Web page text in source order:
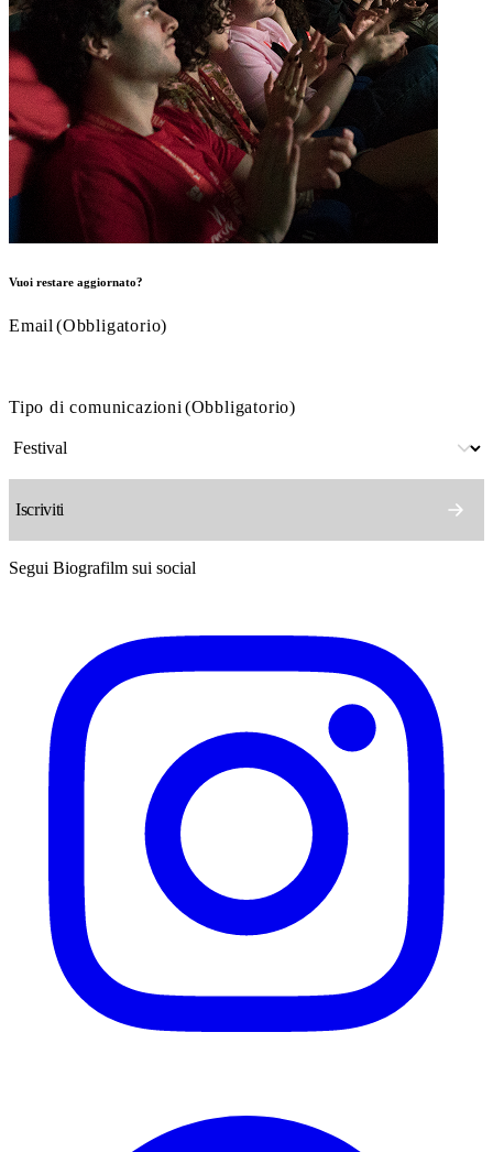
Vuoi restare aggiornato?
Email (Obbligatorio)
Tipo di comunicazioni (Obbligatorio)
Segui Biografilm sui social